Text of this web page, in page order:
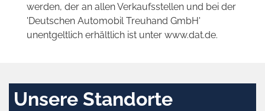
werden, der an allen Verkaufsstellen und bei der
'Deutschen Automobil Treuhand GmbH'
unentgeltlich erhältlich ist unter www.dat.de.
Unsere Standorte